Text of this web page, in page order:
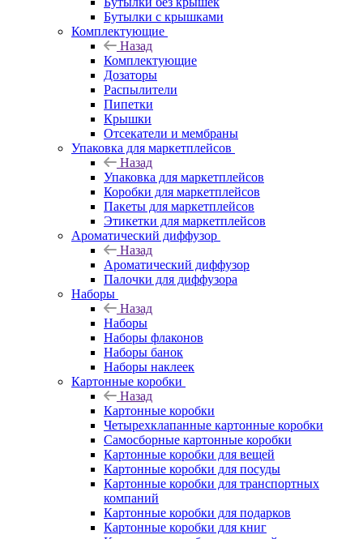
Бутылки с крышками
Комплектующие
Назад
Комплектующие
Дозаторы
Распылители
Пипетки
Крышки
Отсекатели и мембраны
Упаковка для маркетплейсов
Назад
Упаковка для маркетплейсов
Коробки для маркетплейсов
Пакеты для маркетплейсов
Этикетки для маркетплейсов
Ароматический диффузор
Назад
Ароматический диффузор
Палочки для диффузора
Наборы
Назад
Наборы
Наборы флаконов
Наборы банок
Наборы наклеек
Картонные коробки
Назад
Картонные коробки
Четырехклапанные картонные коробки
Самосборные картонные коробки
Картонные коробки для вещей
Картонные коробки для посуды
Картонные коробки для транспортных
компаний
Картонные коробки для подарков
Картонные коробки для книг